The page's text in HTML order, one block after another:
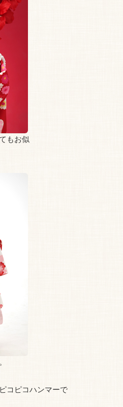
もお似
コピコハンマーで